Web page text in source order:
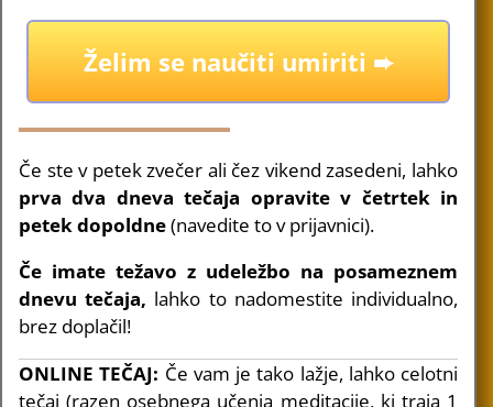
Želim se naučiti umiriti ➨
Če ste v petek zvečer ali čez vikend zasedeni, lahko
prva dva dneva tečaja opravite v četrtek in
petek dopoldne(navedite to v prijavnici).
Če imate težavo z udeležbo na posameznem
dnevu tečaja, lahko to nadomestite individualno,
brez doplačil!
ONLINE TEČAJ: Če vam je tako lažje, lahko celotni
tečaj (razen osebnega učenja meditacije, ki traja 1